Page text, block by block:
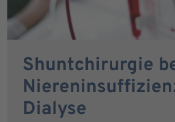
Shuntchirurgie
Dialyse